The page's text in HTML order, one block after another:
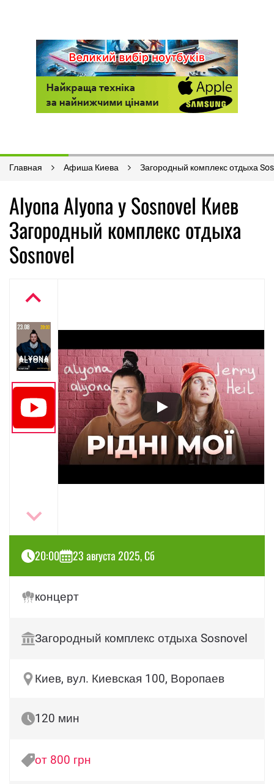
Главная Афиша Киева Загородный комплекс отдыха
Аlyona Аlyona у Sosnovel Киев
Загородный комплекс отдыха
Sosnovel
20:00 23 августа 2025, Сб
концерт
Загородный комплекс отдыха Sosnovel
Киев, вул. Киевская 100, Воропаев
120 мин
от 800 грн